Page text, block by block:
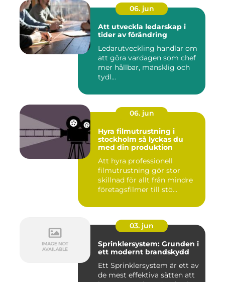
06. jun
Att utveckla ledarskap i
tider av förändring
Ledarutveckling handlar om
att göra vardagen som chef
mer hållbar, mänsklig och
tydl...
06. jun
Hyra filmutrustning i
stockholm så lyckas du
med din produktion
Att hyra professionell
filmutrustning gör stor
skillnad för allt från mindre
företagsfilmer till stö...
03. jun
Sprinklersystem: Grunden i
ett modernt brandskydd
Ett Sprinklersystem är ett av
de mest effektiva sätten att